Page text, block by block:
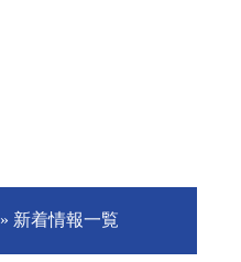
» 新着情報一覧